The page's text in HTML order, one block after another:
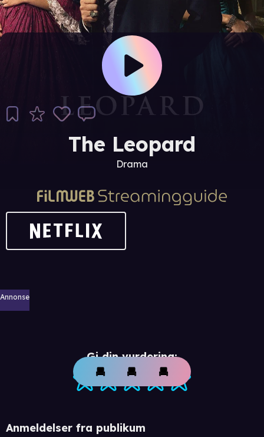
The Leopard
Drama
Annonse
Gi din vurdering:
Anmeldelser fra publikum